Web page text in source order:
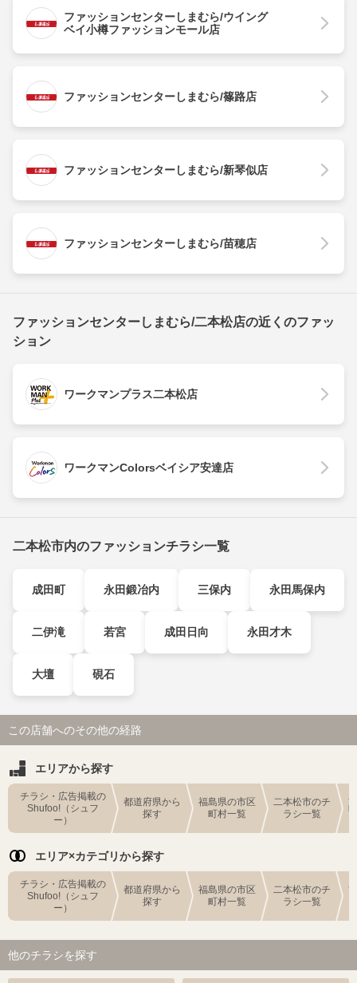
ファッションセンターしまむら/ウイング
ベイ小樽ファッションモール店
ファッションセンターしまむら/篠路店
ファッションセンターしまむら/新琴似店
ファッションセンターしまむら/苗穂店
ファッションセンターしまむら/二本松店の近くのファッ
ション
ワークマンプラス二本松店
ワークマンColorsベイシア安達店
二本松市内のファッションチラシ一覧
成田町 永田鍛冶内 三保内 永田馬保内
二伊滝 若宮 成田日向 永田才木
大壇 硯石
この店舗へのその他の経路
エリアから探す
チラシ・広告掲載の
Shufoo!（シュフ
ー）
都道府県から
探す
福島県の市区
町村一覧
二本松市のチ
ラシ一覧
エリア×カテゴリから探す
チラシ・広告掲載の
Shufoo!（シュフ
ー）
都道府県から
探す
福島県の市区
町村一覧
二本松市のチ
ラシ一覧
他のチラシを探す